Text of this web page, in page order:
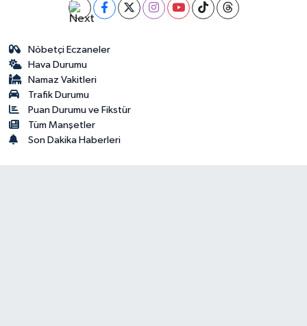
Nöbetçi Eczaneler
Hava Durumu
Namaz Vakitleri
Trafik Durumu
Puan Durumu ve Fikstür
Tüm Manşetler
Son Dakika Haberleri